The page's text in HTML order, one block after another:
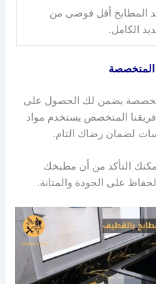
المطابخ أقل فوضى من
الكامل.
المتخصصة
يضمن لك الحصول على
فريقنا المتخصص يستخدم مواد
لضمان رضاك التام.
التأكد من أن مطبخك
على الجودة والمتانة.